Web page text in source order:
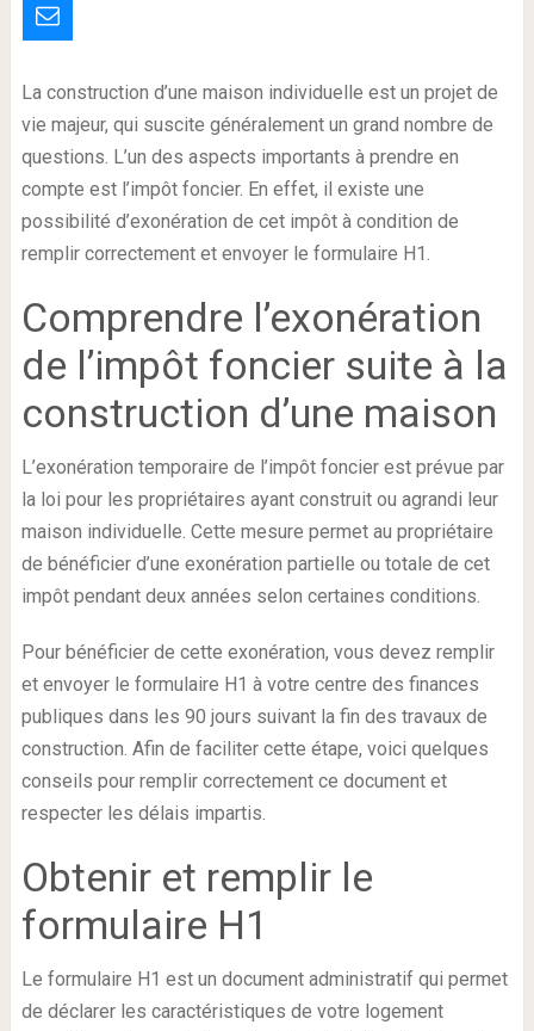
La construction d’une maison individuelle est un projet de
vie majeur, qui suscite généralement un grand nombre de
questions. L’un des aspects importants à prendre en
compte est l’impôt foncier. En effet, il existe une
possibilité d’exonération de cet impôt à condition de
remplir correctement et envoyer le formulaire H1.
Comprendre l’exonération
de l’impôt foncier suite à la
construction d’une maison
L’exonération temporaire de l’impôt foncier est prévue par
la loi pour les propriétaires ayant construit ou agrandi leur
maison individuelle. Cette mesure permet au propriétaire
de bénéficier d’une exonération partielle ou totale de cet
impôt pendant deux années selon certaines conditions.
Pour bénéficier de cette exonération, vous devez remplir
et envoyer le formulaire H1 à votre centre des finances
publiques dans les 90 jours suivant la fin des travaux de
construction. Afin de faciliter cette étape, voici quelques
conseils pour remplir correctement ce document et
respecter les délais impartis.
Obtenir et remplir le
formulaire H1
Le formulaire H1 est un document administratif qui permet
de déclarer les caractéristiques de votre logement